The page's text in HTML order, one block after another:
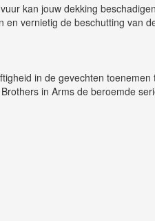
kan jouw dekking
en vernietig de beschutting van
in de gevechten toenemen
in Arms de beroemde